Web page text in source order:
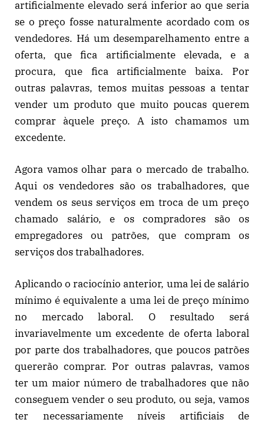
artificialmente elevado será inferior ao que seria
se o preço fosse naturalmente acordado com os
vendedores. Há um desemparelhamento entre a
oferta, que fica artificialmente elevada, e a
procura, que fica artificialmente baixa. Por
outras palavras, temos muitas pessoas a tentar
vender um produto que muito poucas querem
comprar àquele preço. A isto chamamos um
excedente.
Agora vamos olhar para o mercado de trabalho.
Aqui os vendedores são os trabalhadores, que
vendem os seus serviços em troca de um preço
chamado salário, e os compradores são os
empregadores ou patrões, que compram os
serviços dos trabalhadores.
Aplicando o raciocínio anterior, uma lei de salário
mínimo é equivalente a uma lei de preço mínimo
no mercado laboral. O resultado será
invariavelmente um excedente de oferta laboral
por parte dos trabalhadores, que poucos patrões
quererão comprar. Por outras palavras, vamos
ter um maior número de trabalhadores que não
conseguem vender o seu produto, ou seja, vamos
ter necessariamente níveis artificiais de